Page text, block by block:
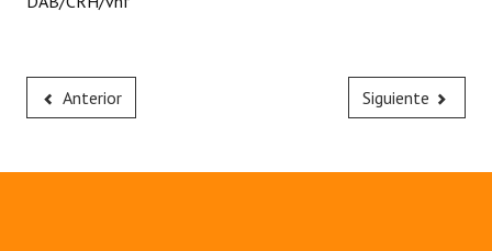
Bariloche, Municipio intercultural
REFORMA DE LA CARTA ORGÁNICA
Anterior Siguiente